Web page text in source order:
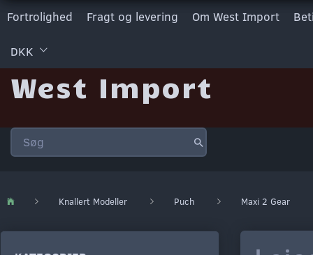
Fortrolighed Fragt og levering Om West Import
DKK
West Import
Knallert Modeller Puch Maxi 2 Gear